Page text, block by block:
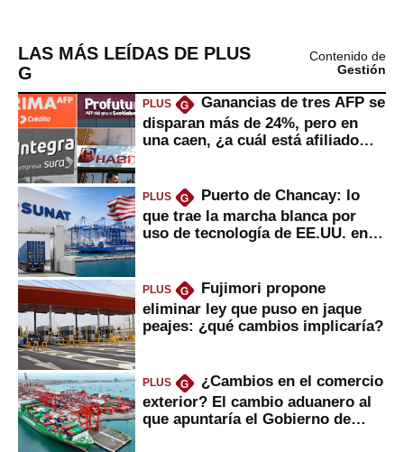
LAS MÁS LEÍDAS DE PLUS
G
Contenido de
Gestión
PLUS G
Ganancias de tres AFP se
disparan más de 24%, pero en
una caen, ¿a cuál está afiliado
PLUS G
Puerto de Chancay: lo
que trae la marcha blanca por
uso de tecnología de EE.UU. en
PLUS G
Fujimori propone
eliminar ley que puso en jaque
peajes: ¿qué cambios implicaría?
PLUS G
¿Cambios en el comercio
exterior? El cambio aduanero al
que apuntaría el Gobierno de